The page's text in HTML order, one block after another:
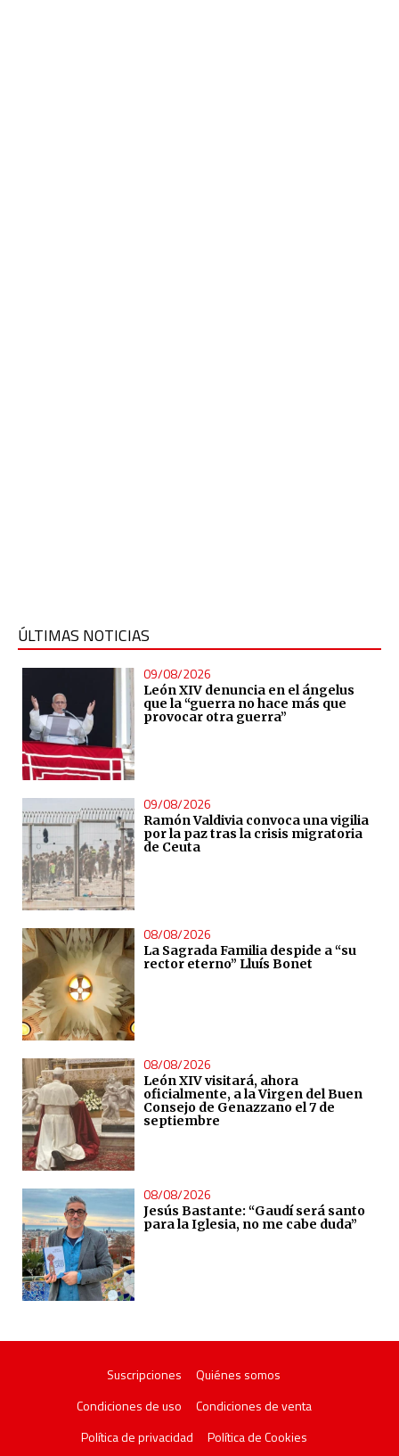
ÚLTIMAS NOTICIAS
09/08/2026
León XIV denuncia en el ángelus
que la “guerra no hace más que
provocar otra guerra”
09/08/2026
Ramón Valdivia convoca una vigilia
por la paz tras la crisis migratoria
de Ceuta
08/08/2026
La Sagrada Familia despide a “su
rector eterno” Lluís Bonet
08/08/2026
León XIV visitará, ahora
oficialmente, a la Virgen del Buen
Consejo de Genazzano el 7 de
septiembre
08/08/2026
Jesús Bastante: “Gaudí será santo
para la Iglesia, no me cabe duda”
Suscripciones
Quiénes somos
Condiciones de uso
Condiciones de venta
Política de privacidad
Política de Cookies